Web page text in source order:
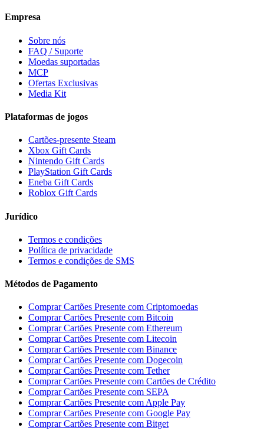
Empresa
Sobre nós
FAQ / Suporte
Moedas suportadas
MCP
Ofertas Exclusivas
Media Kit
Plataformas de jogos
Cartões-presente Steam
Xbox Gift Cards
Nintendo Gift Cards
PlayStation Gift Cards
Eneba Gift Cards
Roblox Gift Cards
Jurídico
Termos e condições
Política de privacidade
Termos e condições de SMS
Métodos de Pagamento
Comprar Cartões Presente com Criptomoedas
Comprar Cartões Presente com Bitcoin
Comprar Cartões Presente com Ethereum
Comprar Cartões Presente com Litecoin
Comprar Cartões Presente com Binance
Comprar Cartões Presente com Dogecoin
Comprar Cartões Presente com Tether
Comprar Cartões Presente com Cartões de Crédito
Comprar Cartões Presente com SEPA
Comprar Cartões Presente com Apple Pay
Comprar Cartões Presente com Google Pay
Comprar Cartões Presente com Bitget